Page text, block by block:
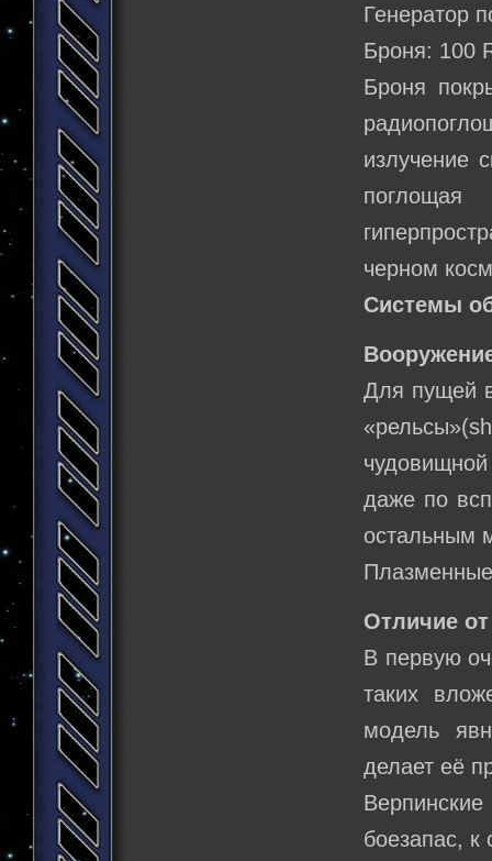
Генератор
Броня: 100
Броня
излучение
черном
Системы
Для пущей
даже по
остальным
Отличие
В первую
таких
модель
делает её
боезапас,